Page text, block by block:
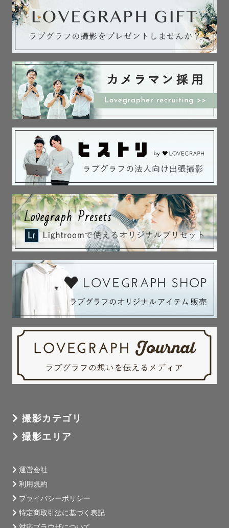
撮影カテゴリ
撮影エリア
運営会社
利用規約
プライバシーポリシー
特定商取引法に基づく表記